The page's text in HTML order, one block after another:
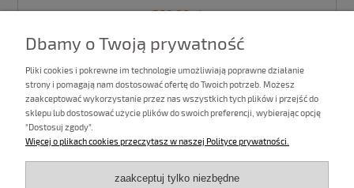
260,00 zł
Ilość:
do koszyka
Dbamy o Twoją prywatność
Pliki cookies i pokrewne im technologie umożliwiają poprawne działanie
strony i pomagają nam dostosować ofertę do Twoich potrzeb. Możesz
zaakceptować wykorzystanie przez nas wszystkich tych plików i przejść do
sklepu lub dostosować użycie plików do swoich preferencji, wybierając opcję
"Dostosuj zgody".
Więcej o plikach cookies przeczytasz w naszej Polityce prywatności.
zaakceptuj tylko niezbędne